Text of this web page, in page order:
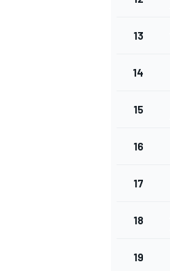
FÓRMULA E
13
14
15
16
17
18
19